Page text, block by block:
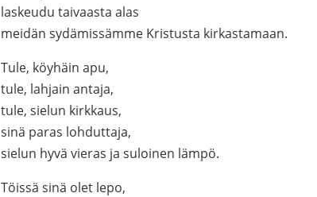
laskeudu taivaasta alas
meidän sydämissämme Kristusta kirkastamaan.
Tule, köyhäin apu,
tule, lahjain antaja,
tule, sielun kirkkaus,
sinä paras lohduttaja,
sielun hyvä vieras ja suloinen lämpö.
Töissä sinä olet lepo,